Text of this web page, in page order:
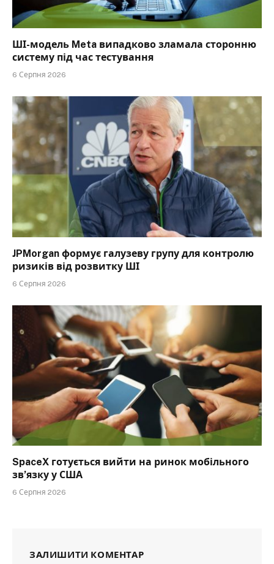
ШІ-модель Meta випадково зламала сторонню
систему під час тестування
6 Серпня 2026
JPMorgan формує галузеву групу для контролю
ризиків від розвитку ШІ
6 Серпня 2026
SpaceX готується вийти на ринок мобільного
зв’язку у США
6 Серпня 2026
ЗАЛИШИТИ КОМЕНТАР